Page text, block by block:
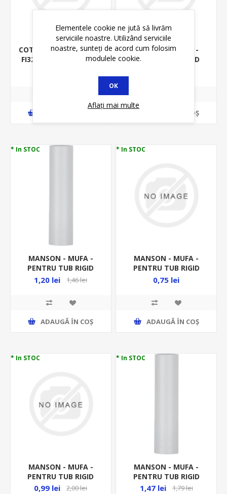
COT PENTRU TUB RIGID
FI32MM PVC - CURBA -
MANSON - MUFA -
PENTRU TUB RIGID
ADAUGĂ ȊN COŞ
* In STOC
MANSON - MUFA -
PENTRU TUB RIGID
FI16MM DX40016 -
1,20 lei 1,46 lei
ADAUGĂ ȊN COŞ
* In STOC
MANSON - MUFA -
PENTRU TUB RIGID
FI16MM PVC MD16 -
0,75 lei
ADAUGĂ ȊN COŞ
* In STOC
MANSON - MUFA -
PENTRU TUB RIGID
FI18MM PVC MD18 -
0,99 lei 2,00 lei
* In STOC
MANSON - MUFA -
PENTRU TUB RIGID
FI20MM DX40020 -
1,47 lei 1,79 lei
Elementele cookie ne jută să livrăm
serviciile noastre. Utilizând serviciile
noastre, sunteți de acord cum folosim
modulele cookie.
OK
Aflați mai multe